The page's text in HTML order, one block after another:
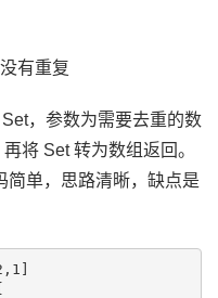
有重复
，参数为需要去重的数
将 Set 转为数组返回。
简单，思路清晰，缺点是